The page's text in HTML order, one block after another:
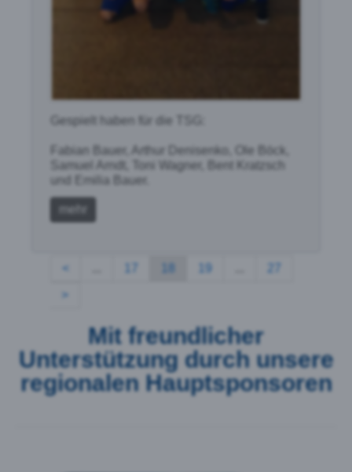
Gespielt haben für die TSG:
Fabian Bauer, Arthur Denisenko, Ole Böck,
Samuel Arndt, Toni Wagner, Bent Kratzsch
und Emilia Bauer.
mehr
<
>
Mit freundlicher
Unterstützung durch unsere
regionalen Hauptsponsoren